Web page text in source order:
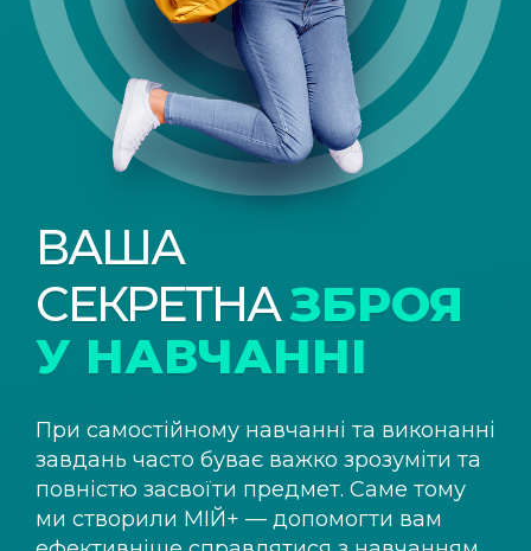
ВАША
СЕКРЕТНАЗБРОЯ
У НАВЧАННІ
При самостійному навчанні та виконанні
завдань часто буває важко зрозуміти та
повністю засвоїти предмет. Саме тому
ми створили МІЙ+ — допомогти вам